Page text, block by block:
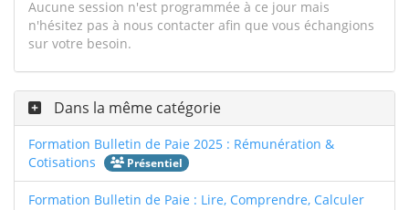
Aucune session n'est programmée à ce jour mais
n'hésitez pas à nous contacter afin que vous échangions
sur votre besoin.
Dans la même catégorie
Formation Bulletin de Paie 2025 : Rémunération &
Cotisations
Présentiel
Formation Bulletin de Paie : Lire, Comprendre, Calculer